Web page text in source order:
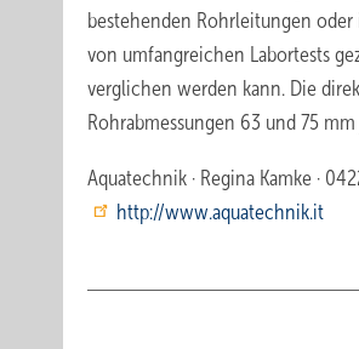
bestehenden Rohrleitungen
von umfangreichen Labortests
verglichen werden kann. Die
Rohrabmessungen 63 und 75
Aquatechnik · Regina Kamke ·
http://www.aquatechnik.it